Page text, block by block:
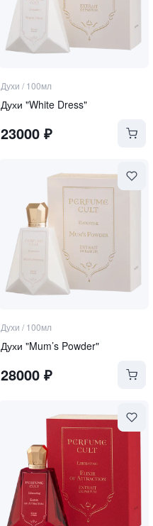
Духи / 100мл
Духи "White Dress"
23000₽
Духи / 100мл
Духи "Mum’s Powder"
28000₽